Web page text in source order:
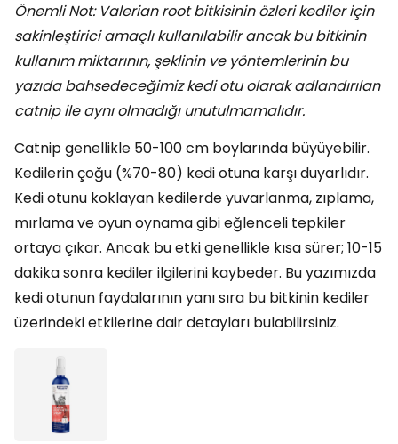
Önemli Not: Valerian root bitkisinin özleri kediler için
sakinleştirici amaçlı kullanılabilir ancak bu bitkinin
kullanım miktarının, şeklinin ve yöntemlerinin bu
yazıda bahsedeceğimiz kedi otu olarak adlandırılan
catnip ile aynı olmadığı unutulmamalıdır.
Catnip genellikle 50-100 cm boylarında büyüyebilir.
Kedilerin çoğu (%70-80) kedi otuna karşı duyarlıdır.
Kedi otunu koklayan kedilerde yuvarlanma, zıplama,
mırlama ve oyun oynama gibi eğlenceli tepkiler
ortaya çıkar. Ancak bu etki genellikle kısa sürer; 10-15
dakika sonra kediler ilgilerini kaybeder. Bu yazımızda
kedi otunun faydalarının yanı sıra bu bitkinin kediler
üzerindeki etkilerine dair detayları bulabilirsiniz.